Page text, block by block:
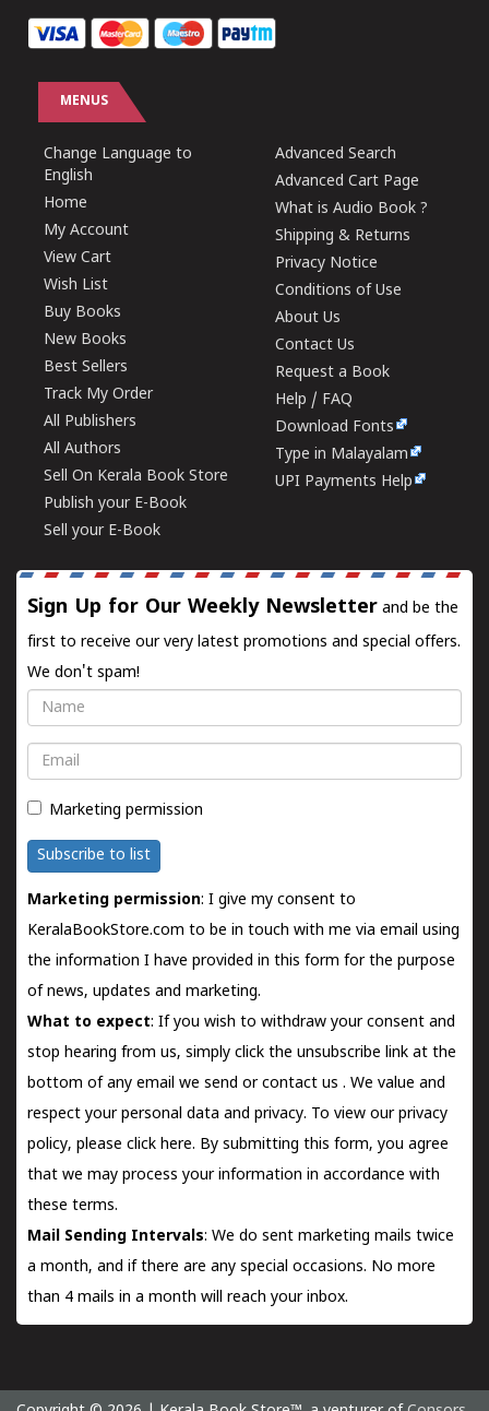
MENUS
Change Language to
English
Home
My Account
View Cart
Wish List
Buy Books
New Books
Best Sellers
Track My Order
All Publishers
All Authors
Sell On Kerala Book Store
Publish your E-Book
Sell your E-Book
Advanced Search
Advanced Cart Page
What is Audio Book ?
Shipping & Returns
Privacy Notice
Conditions of Use
About Us
Contact Us
Request a Book
Help / FAQ
Download Fonts
Type in Malayalam
UPI Payments Help
Sign Up for Our Weekly Newsletter and be the
first to receive our very latest promotions and special offers.
We don't spam!
Name
Email
Marketing permission
Subscribe to list
Marketing permission: I give my consent to
KeralaBookStore.com to be in touch with me via email using
the information I have provided in this form for the purpose
of news, updates and marketing.
What to expect: If you wish to withdraw your consent and
stop hearing from us, simply click the unsubscribe link at the
bottom of any email we send orcontact us . We value and
respect your personal data and privacy. To view our privacy
policy, please click here. By submitting this form, you agree
that we may process your information in accordance with
these terms.
Mail Sending Intervals: We do sent marketing mails twice
a month, and if there are any special occasions. No more
than 4 mails in a month will reach your inbox.